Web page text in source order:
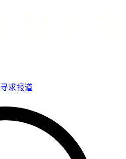
寻求报道